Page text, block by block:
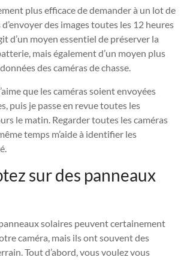
plus efficace de demander à un lot de
des images toutes les 12 heures
d’un moyen essentiel de préserver la
mais également d’un moyen plus
des caméras de chasse.
que les caméras soient envoyées
puis je passe en revue toutes les
le matin. Regarder toutes les caméras
temps m’aide à identifier les
sur des panneaux
solaires peuvent certainement
caméra, mais ils ont souvent des
Tout d’abord, vous voulez vous